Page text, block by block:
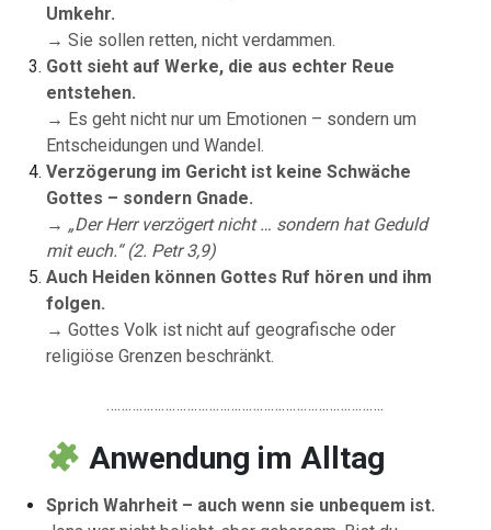
Umkehr.
→ Sie sollen retten, nicht verdammen.
Gott sieht auf Werke, die aus echter Reue
entstehen.
→ Es geht nicht nur um Emotionen – sondern um
Entscheidungen und Wandel.
Verzögerung im Gericht ist keine Schwäche
Gottes – sondern Gnade.
→ „Der Herr verzögert nicht … sondern hat Geduld
mit euch.“ (2. Petr 3,9)
Auch Heiden können Gottes Ruf hören und ihm
folgen.
→ Gottes Volk ist nicht auf geografische oder
religiöse Grenzen beschränkt.
………………………………………………………………….
Anwendung im Alltag
Sprich Wahrheit – auch wenn sie unbequem ist.